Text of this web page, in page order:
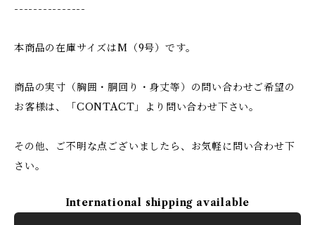
---------------
本商品の在庫サイズはM（9号）です。
商品の実寸（胸囲・胴回り・身丈等）の問い合わせご希望の
お客様は、「CONTACT」より問い合わせ下さい。
その他、ご不明な点ございましたら、お気軽に問い合わせ下
さい。
International shipping available